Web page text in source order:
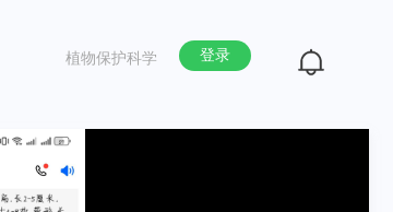
植物保护科学 登录